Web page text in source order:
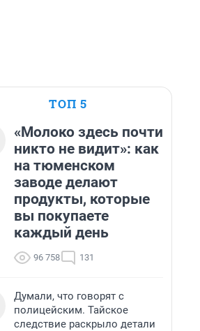
ТОП 5
«Молоко здесь почти
никто не видит»: как
на тюменском
заводе делают
продукты, которые
вы покупаете
каждый день
96 758 131
Думали, что говорят с
полицейским. Тайское
следствие раскрыло детали